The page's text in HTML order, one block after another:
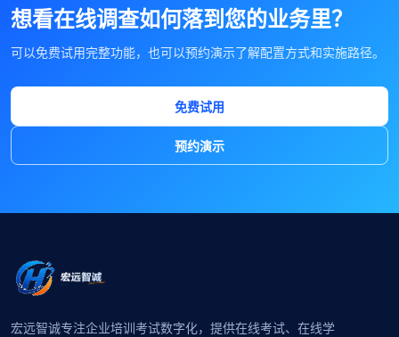
想看在线调查如何落到您的业务里？
可以免费试用完整功能，也可以预约演示了解配置方式和实施路径。
免费试用
预约演示
宏远智诚专注企业培训考试数字化，提供在线考试、在线学